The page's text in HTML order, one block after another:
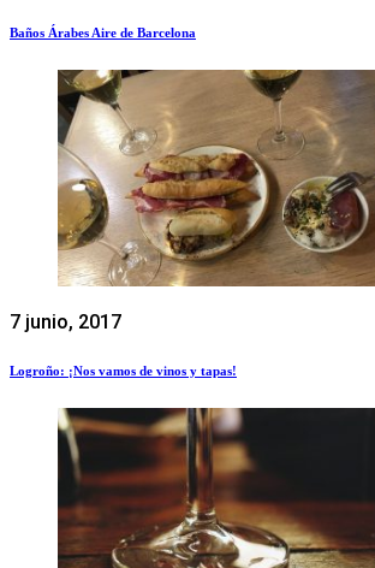
Baños Árabes Aire de Barcelona
7 junio, 2017
Logroño: ¡Nos vamos de vinos y tapas!